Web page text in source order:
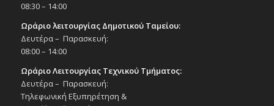
08:30 – 14:00
Ωράριο λειτουργίας Δημοτικού Ταμείου:
Δευτέρα – Παρασκευή:
08:00 – 14:00
Ωράριο Λειτουργίας Τεχνικού Τμήματος:
Δευτέρα – Παρασκευή:
Τηλεφωνική Εξυπηρέτηση &